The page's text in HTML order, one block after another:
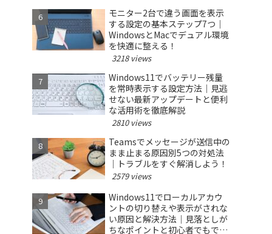
モニター2台で違う画面を表示
する設定の基本ステップ7つ｜
WindowsとMacでデュアル環境
を快適に整える！
3218 views
Windows11でバッテリー残量
を常時表示する設定方法｜見逃
せない最新アップデートと便利
な活用術を徹底解説
2810 views
Teamsでメッセージが送信中の
まま止まる原因別5つの対処法
｜トラブルをすぐ解消しよう！
2579 views
Windows11でローカルアカウ
ントの切り替えや表示がされな
い原因と解決方法｜見落としが
ちなポイントと初心者でもでき